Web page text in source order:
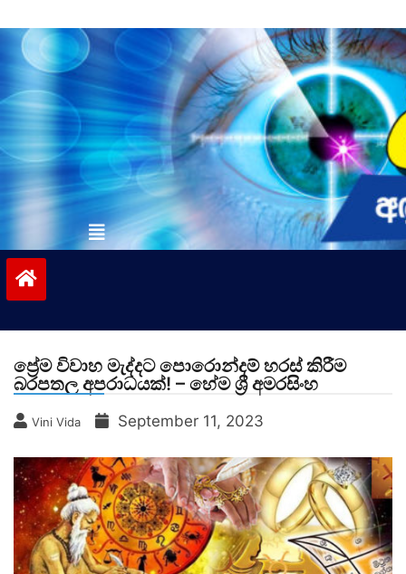
to
contentvinivida.lk
ප්‍රේම විවාහ මැද්දට පොරොන්දම් හරස් කිරීම
බරපතල අපරාධයක්! – හේම ශ්‍රී අමරසිංහ
Vini Vida September 11, 2023